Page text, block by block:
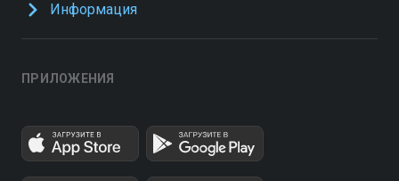
Информация
ПРИЛОЖЕНИЯ